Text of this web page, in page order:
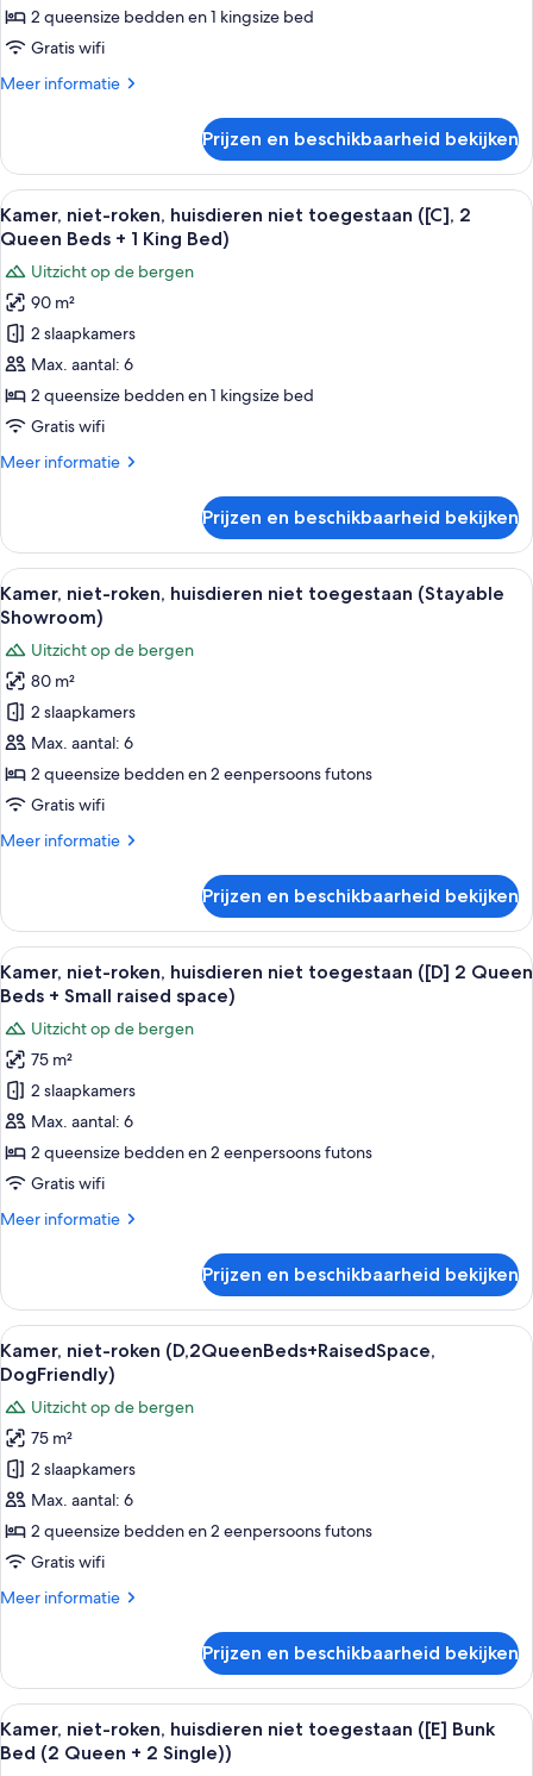
niet
toegestaan
2
+
1
King
Bed)
laden
2 queensize bedden en 1 kingsize bed
Gratis wifi
Meer informatie
Meer
niet-
roken,
huisdieren
niet
([B],
2
Queen
Beds
+
King
Bed)
Prijzen en beschikbaarheid bekijken
Alle
foto's
Kamer,
niet-
roken,
huisdieren
niet
toegestaan
2
+
1
King
Bed)
laden
Een moderne woonkamer met een
25
Kamer, niet-roken, huisdieren niet toegestaan ([C], 2
Queen Beds + 1 King Bed)
Uitzicht op de bergen
90 m²
2 slaapkamers
Max. aantal: 6
2 queensize bedden en 1 kingsize bed
Gratis wifi
Meer informatie
Meer
niet-
roken,
huisdieren
niet
([C],
2
Queen
Beds
+
King
Bed)
Prijzen en beschikbaarheid bekijken
Alle
foto's
Kamer,
niet-
roken,
huisdieren
niet
toegestaan
Showroom)
Een moderne eethoek met een
27
Kamer, niet-roken, huisdieren niet toegestaan (Stayable
Showroom)
Uitzicht op de bergen
80 m²
2 slaapkamers
Max. aantal: 6
2 queensize bedden en 2 eenpersoons futons
Gratis wifi
Meer informatie
Meer
niet-
roken,
huisdieren
niet
(Stayable
Showroom)
Prijzen en beschikbaarheid bekijken
Alle
foto's
Kamer,
niet-
roken,
huisdieren
niet
toegestaan
2
+
Small
raised
space)
laden
Een moderne woonkamer met een
25
Kamer, niet-roken, huisdieren niet toegestaan ([D] 2 Queen
Beds + Small raised space)
Uitzicht op de bergen
75 m²
2 slaapkamers
Max. aantal: 6
2 queensize bedden en 2 eenpersoons futons
Gratis wifi
Meer informatie
Meer
niet-
roken,
huisdieren
niet
toegestaan
([D]
2
Queen
Beds
+
raised
space)
Prijzen en beschikbaarheid bekijken
Alle
foto's
voor
Kamer,
niet-
roken
(D,2QueenBeds+RaisedSpace,
DogFriendly)
laden
Een moderne woonkamer met een
34
Kamer, niet-roken (D,2QueenBeds+RaisedSpace,
DogFriendly)
Uitzicht op de bergen
75 m²
2 slaapkamers
Max. aantal: 6
2 queensize bedden en 2 eenpersoons futons
Gratis wifi
Meer informatie
Meer
niet-
roken
(D,2QueenBeds+RaisedSpace,
DogFriendly)
Prijzen en beschikbaarheid bekijken
Alle
foto's
Kamer, niet-roken, huisdieren niet
23
Kamer, niet-roken, huisdieren niet toegestaan ([E] Bunk
Bed (2 Queen + 2 Single))